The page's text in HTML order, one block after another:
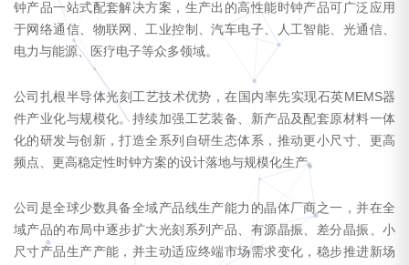
钟产品一站式配套解决方案，生产出的高性能时钟产品可广泛应用
于网络通信、物联网、工业控制、汽车电子、人工智能、光通信、
电力与能源、医疗电子等众多领域。
公司扎根半导体光刻工艺技术优势，在国内率先实现石英MEMS器
件产业化与规模化。持续加强工艺装备、新产品及配套原材料一体
化的研发与创新，打造全系列自研生态体系，推动更小尺寸、更高
频点、更高稳定性时钟方案的设计落地与规模化生产。
公司是全球少数具备全域产品线生产能力的晶体厂商之一，并在全
域产品的布局中逐步扩大光刻系列产品、有源晶振、差分晶振、小
尺寸产品生产产能，并主动适应终端市场需求变化，稳步推进新场